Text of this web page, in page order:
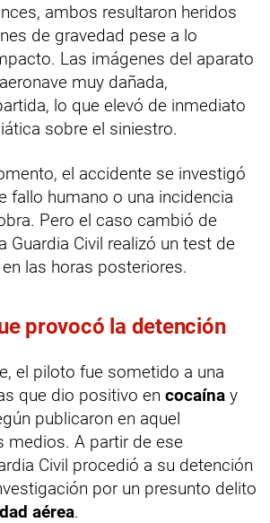
ambos resultaron heridos
de gravedad pese a lo
Las imágenes del aparato
muy dañada,
lo que elevó de inmediato
sobre el siniestro.
el accidente se investigó
fallo humano o una incidencia
Pero el caso cambió de
Guardia Civil realizó un test de
las horas posteriores.
provocó la detención
el piloto fue sometido a una
que dio positivo en cocaína y
publicaron en aquel
medios. A partir de ese
Civil procedió a su detención
por un presunto delito
aérea.